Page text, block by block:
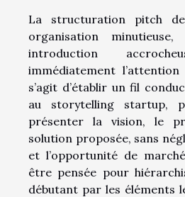
La structuration pitch
organisation
introduction
immédiatement
s’agit d’établir un fil
au storytelling startup,
présenter la vision, le
solution proposée, sans
et l’opportunité de
être pensée pour
débutant par les éléments